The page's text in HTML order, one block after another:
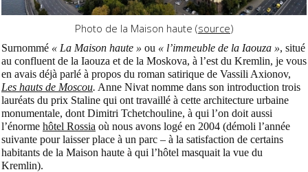
Photo de la Maison haute (source)
Surnommé « La Maison haute » ou « l’immeuble de la Iaouza », situé
au confluent de la Iaouza et de la Moskova, à l’est du Kremlin, je vous
en avais déjà parlé à propos du roman satirique de Vassili Axionov,
Les hauts de Moscou. Anne Nivat nomme dans son introduction trois
lauréats du prix Staline qui ont travaillé à cette architecture urbaine
monumentale, dont Dimitri Tchetchouline, à qui l’on doit aussi
l’énorme hôtel Rossia où nous avons logé en 2004 (démoli l’année
suivante pour laisser place à un parc – à la satisfaction de certains
habitants de la Maison haute à qui l’hôtel masquait la vue du
Kremlin).